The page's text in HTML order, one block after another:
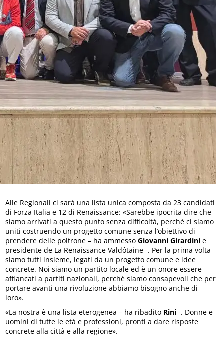
Alle Regionali ci sarà una lista unica composta da 23 candidati
di Forza Italia e 12 di Renaissance: «Sarebbe ipocrita dire che
siamo arrivati a questo punto senza difficoltà, perché ci siamo
uniti costruendo un progetto comune senza l’obiettivo di
prendere delle poltrone – ha ammessoGiovanni Girardini e
presidente de La Renaissance Valdôtaine -. Per la prima volta
siamo tutti insieme, legati da un progetto comune e idee
concrete. Noi siamo un partito locale ed è un onore essere
affiancati a partiti nazionali, perché siamo consapevoli che per
portare avanti una rivoluzione abbiamo bisogno anche di
loro».
«La nostra è una lista eterogenea – ha ribadito Rini-. Donne e
uomini di tutte le età e professioni, pronti a dare risposte
concrete alla città e alla regione».